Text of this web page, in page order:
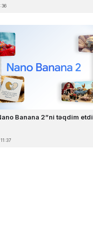
Banana 2”ni təqdim etdi